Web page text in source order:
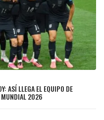
ASÍ LLEGA EL EQUIPO DE
MUNDIAL 2026